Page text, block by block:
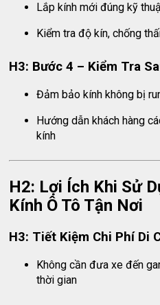
Lắp kính mới đúng kỹ
Kiểm tra độ kín, chống
H3: Bước 4 – Kiểm Tra
Đảm bảo kính không bị
Hướng dẫn khách hàng
kính
H2: Lợi Ích Khi Sử
Kính Ô Tô Tận Nơi
H3: Tiết Kiệm Chi Phí Di
Không cần đưa xe đến
thời gian